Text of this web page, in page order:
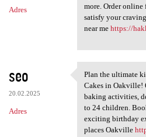
Adres
more. Order
satisfy your
near me https://
seo
20.02.2025
Adres
Plan the
Plan the ultimate
Cakes in Oakville!
baking activities,
to 24 children.
exciting birthday
places Oakville